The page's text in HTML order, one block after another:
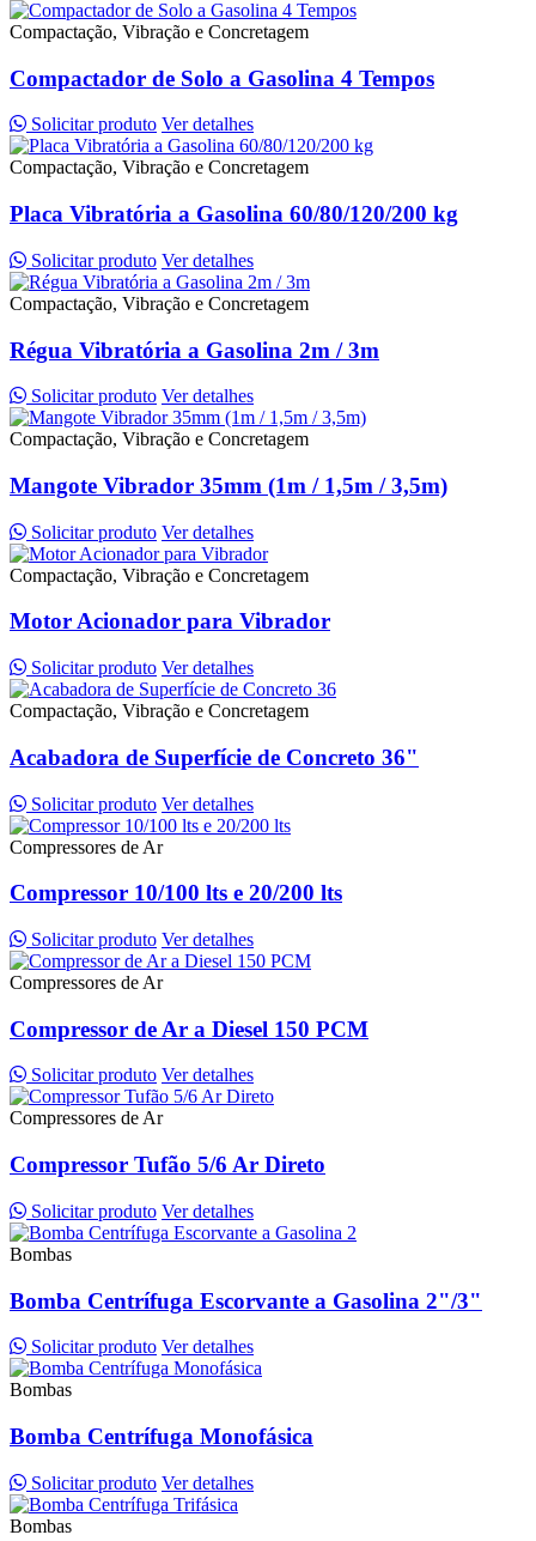
Compactação, Vibração e Concretagem
Compactador de Solo a Gasolina 4 Tempos
Solicitar produto Ver detalhes
Compactação, Vibração e Concretagem
Placa Vibratória a Gasolina 60/80/120/200 kg
Solicitar produto Ver detalhes
Compactação, Vibração e Concretagem
Régua Vibratória a Gasolina 2m / 3m
Solicitar produto Ver detalhes
Compactação, Vibração e Concretagem
Mangote Vibrador 35mm (1m / 1,5m / 3,5m)
Solicitar produto Ver detalhes
Compactação, Vibração e Concretagem
Motor Acionador para Vibrador
Solicitar produto Ver detalhes
Compactação, Vibração e Concretagem
Acabadora de Superfície de Concreto 36"
Solicitar produto Ver detalhes
Compressores de Ar
Compressor 10/100 lts e 20/200 lts
Solicitar produto Ver detalhes
Compressores de Ar
Compressor de Ar a Diesel 150 PCM
Solicitar produto Ver detalhes
Compressores de Ar
Compressor Tufão 5/6 Ar Direto
Solicitar produto Ver detalhes
Bombas
Bomba Centrífuga Escorvante a Gasolina 2"/3"
Solicitar produto Ver detalhes
Bombas
Bomba Centrífuga Monofásica
Solicitar produto Ver detalhes
Bombas